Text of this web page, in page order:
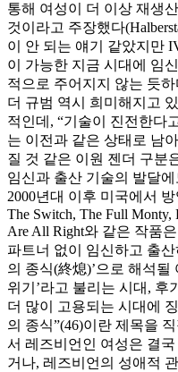
통해 여성이 더 이상 재생
것이라고 주장했다
이 안 되는 얘기 같았지만
이 가능한 지금 시대에 임
적으로 주어지지 않는 듯
더 규범 역시 희미해지고
적인데, “기술이 진전한다
는 이전과 같은 상태로 남
질 것 같은 이원 젠더 구분
임신과 출산 기술의 발달
2000년대 이후 미국에서
The Switch, The Full Monty,
Are All Right와 같은 작품
파트너 없이 임신하고 출
의 종식(終熄)’으로 해석될
위기’라고 불리는 시대, 후
더 많이 고용되는 시대에
의 종식”(46)이란 제목을
서 레즈비언인 여성은 결
거나, 레즈비언의 성애적